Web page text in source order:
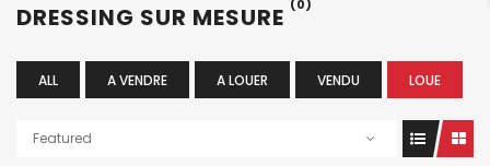
DRESSING SUR MESURE (0)
ALL A VENDRE A LOUER VENDU LOUE
Featured